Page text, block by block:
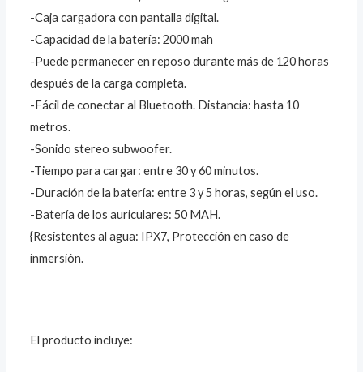
-Caja cargadora con pantalla digital.
-Capacidad de la batería: 2000 mah
-Puede permanecer en reposo durante más de 120 horas
después de la carga completa.
-Fácil de conectar al Bluetooth. Distancia: hasta 10
metros.
-Sonido stereo subwoofer.
-Tiempo para cargar: entre 30 y 60 minutos.
-Duración de la batería: entre 3 y 5 horas, según el uso.
-Batería de los auriculares: 50 MAH.
{Resistentes al agua: IPX7, Protección en caso de
inmersión.
El producto incluye: